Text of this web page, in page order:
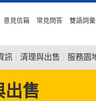
意見信箱 常見問答 雙語詞彙
訊 清理與出售 服務園
出售